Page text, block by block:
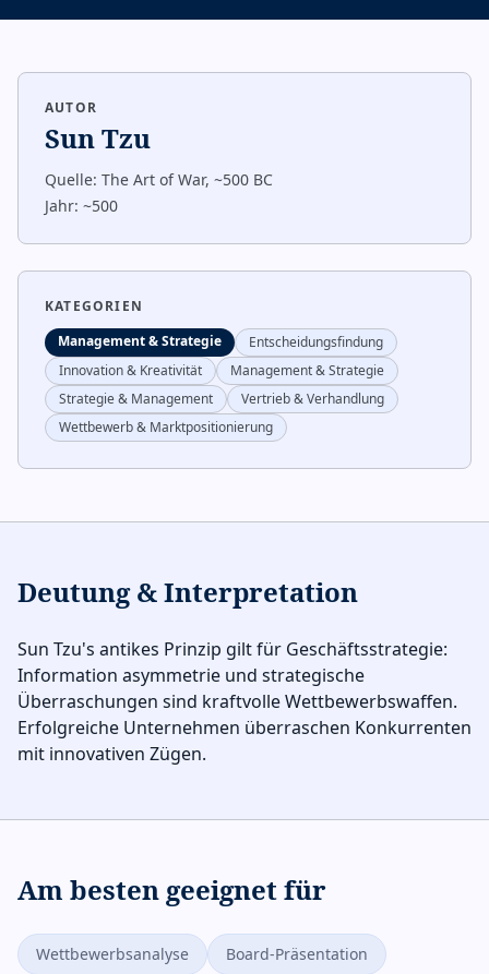
AUTOR
Sun Tzu
Quelle: The Art of War, ~500 BC
Jahr: ~500
KATEGORIEN
Management & Strategie
Entscheidungsfindung
Innovation & Kreativität
Management & Strategie
Strategie & Management
Vertrieb & Verhandlung
Wettbewerb & Marktpositionierung
Deutung & Interpretation
Sun Tzu's antikes Prinzip gilt für Geschäftsstrategie:
Information asymmetrie und strategische
Überraschungen sind kraftvolle Wettbewerbswaffen.
Erfolgreiche Unternehmen überraschen Konkurrenten
mit innovativen Zügen.
Am besten geeignet für
Wettbewerbsanalyse
Board-Präsentation